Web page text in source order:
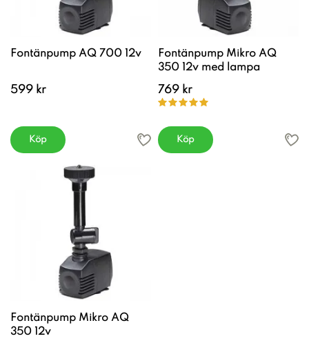
Fontänpump AQ 700 12v
599 kr
Köp
Fontänpump Mikro AQ
350 12v med lampa
769 kr
Köp
Fontänpump Mikro AQ
350 12v